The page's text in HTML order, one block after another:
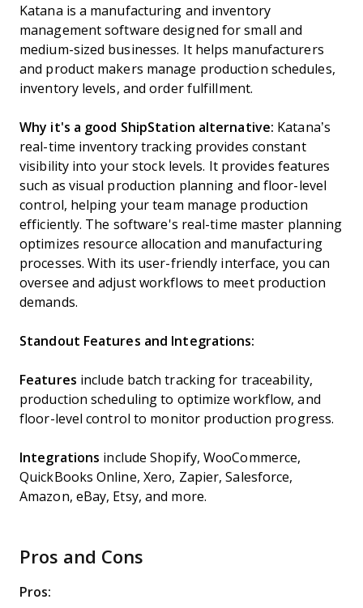
Katana is a manufacturing and inventory
management software designed for small and
medium-sized businesses. It helps manufacturers
and product makers manage production schedules,
inventory levels, and order fulfillment.
Why it's a good ShipStation alternative: Katana’s
real-time inventory tracking provides constant
visibility into your stock levels. It provides features
such as visual production planning and floor-level
control, helping your team manage production
efficiently. The software's real-time master planning
optimizes resource allocation and manufacturing
processes. With its user-friendly interface, you can
oversee and adjust workflows to meet production
demands.
Standout Features and Integrations:
Features include batch tracking for traceability,
production scheduling to optimize workflow, and
floor-level control to monitor production progress.
Integrations include Shopify, WooCommerce,
QuickBooks Online, Xero, Zapier, Salesforce,
Amazon, eBay, Etsy, and more.
Pros and Cons
Pros: